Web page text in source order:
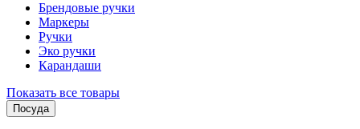
Брендовые ручки
Маркеры
Ручки
Эко ручки
Карандаши
Показать все товары
Посуда